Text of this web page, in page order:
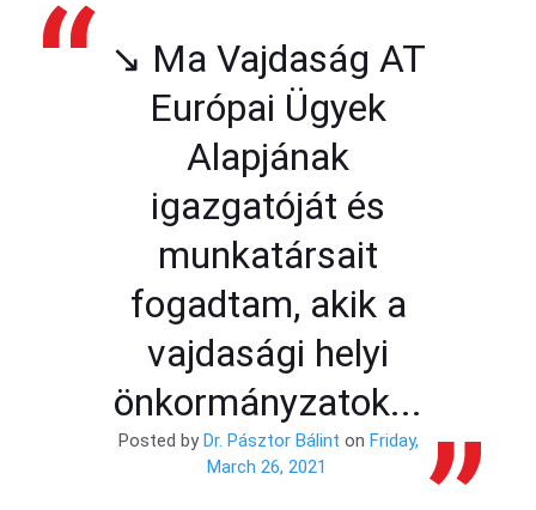
↘️ Ma Vajdaság AT
Európai Ügyek
Alapjának
igazgatóját és
munkatársait
fogadtam, akik a
vajdasági helyi
önkormányzatok...
Posted byDr. Pásztor Bálint on Friday,
March 26, 2021